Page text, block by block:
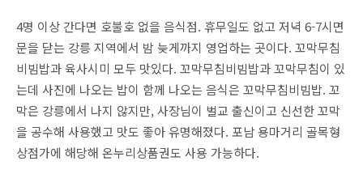
4명 이상 간다면 호불호 없을 음식점. 휴무일도 없고 저녁 6-7시면
문을 닫는 강릉 지역에서 밤 늦게까지 영업하는 곳이다. 꼬막무침
비빔밥과 육사시미 모두 맛있다. 꼬막무침비빔밥과 꼬막무침이 있
는데 사진에 나오는 밥이 함께 나오는 음식은 꼬막무침비빔밥. 꼬
막은 강릉에서 나지 않지만, 사장님이 벌교 출신이고 신선한 꼬막
을 공수해 사용했고 맛도 좋아 유명해졌다. 포남 용마거리 골목형
상점가에 해당해 온누리상품권도 사용 가능하다.